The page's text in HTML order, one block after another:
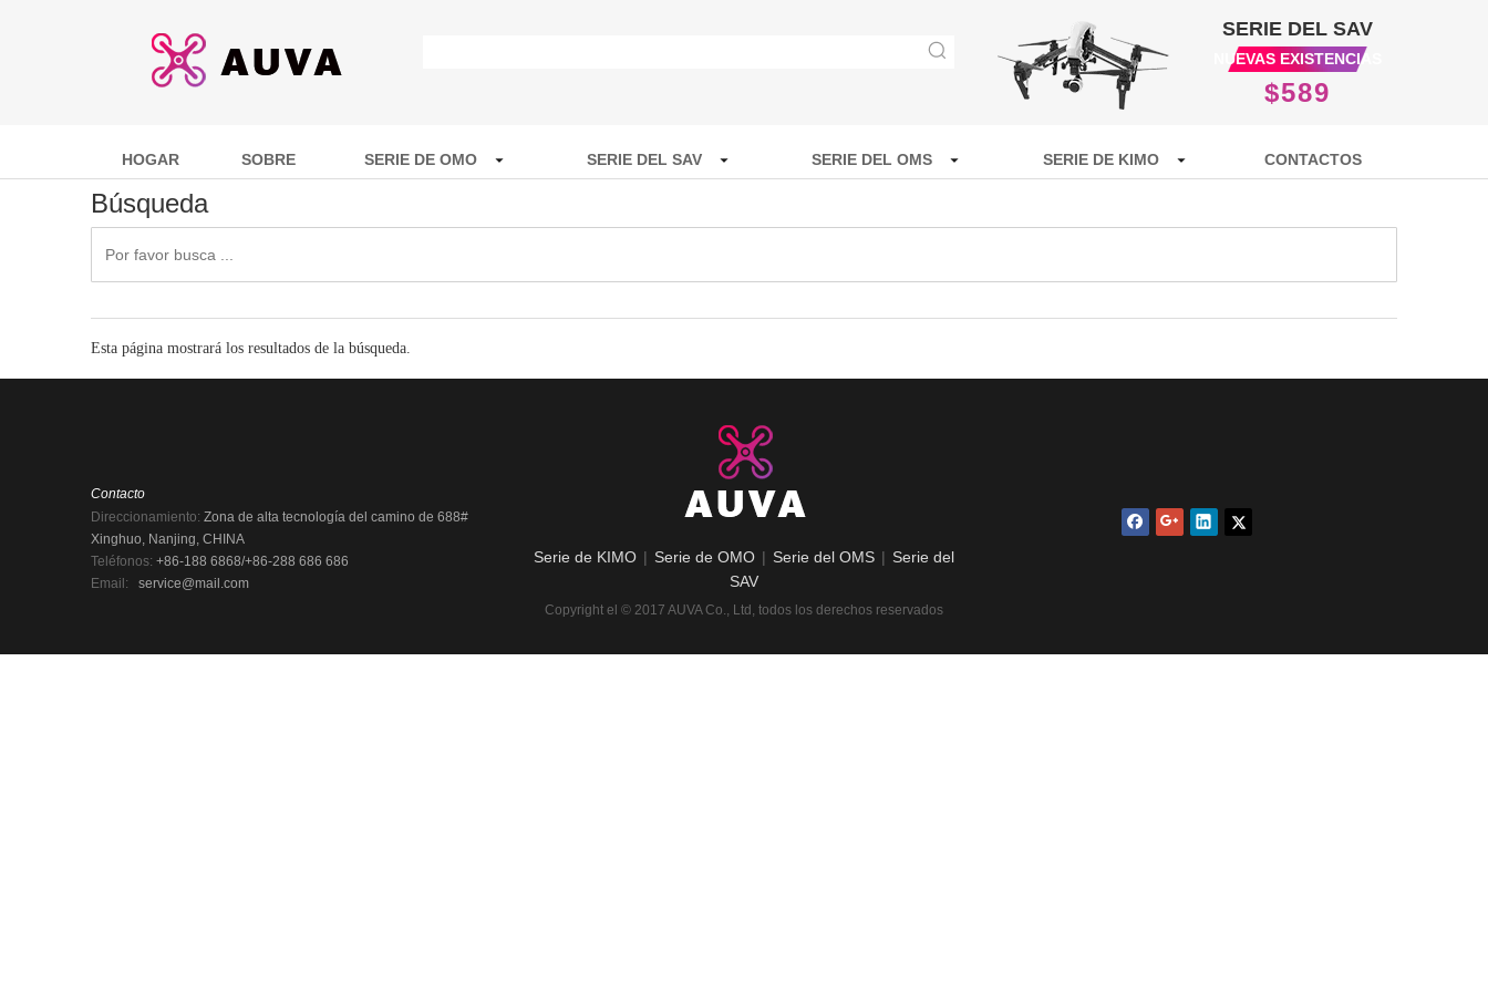
SERIE DEL SAV
NUEVAS EXISTENCIAS
$589
HOGAR SOBRE SERIE DE OMO SERIE DEL SAV SERIE DEL OMS SERIE DE KIMO CONTACTOS
Búsqueda
Esta página mostrará los resultados de la búsqueda.
Contacto
Direccionamiento: Zona de alta tecnología del camino de 688#
Xinghuo, Nanjing, CHINA
Teléfonos: +86-188 6868/+86-288 686 686
Email:
service@mail.com
Serie de KIMO | Serie de OMO | Serie del OMS | Serie del
SAV
Copyright el © 2017 AUVA Co., Ltd, todos los derechos reservados